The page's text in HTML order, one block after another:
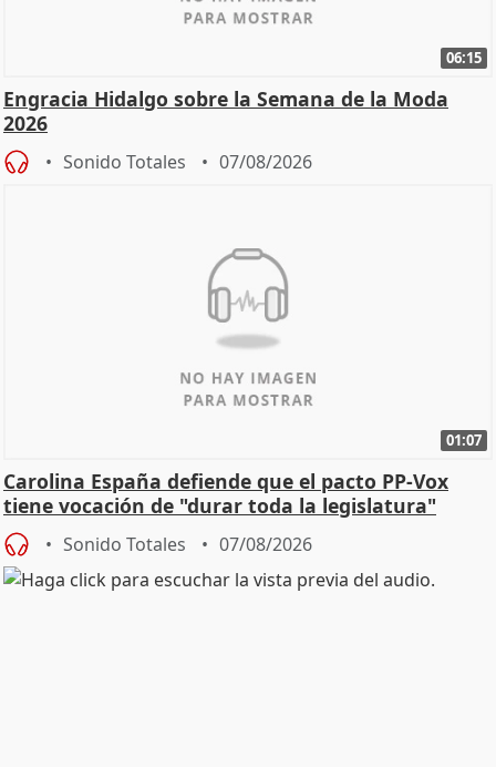
06:15
Engracia Hidalgo sobre la Semana de la Moda
2026
Sonido Totales 07/08/2026
01:07
Carolina España defiende que el pacto PP-Vox
tiene vocación de "durar toda la legislatura"
Sonido Totales 07/08/2026